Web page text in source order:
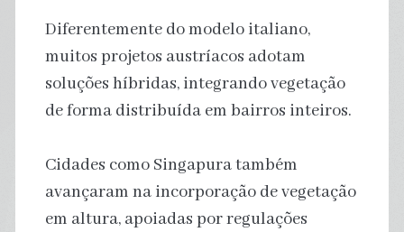
Diferentemente do modelo italiano,
muitos projetos austríacos adotam
soluções híbridas, integrando vegetação
de forma distribuída em bairros inteiros.
Cidades como Singapura também
avançaram na incorporação de vegetação
em altura, apoiadas por regulações